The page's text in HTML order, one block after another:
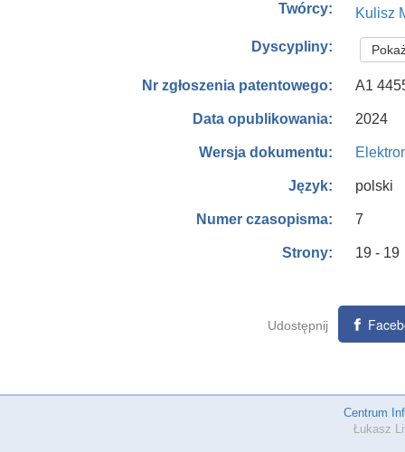
Twórcy: Kulisz
Dyscypliny:
Nr zgłoszenia patentowego: A1
Data opublikowania: 2024
Wersja dokumentu:
Język: polski
Numer czasopisma: 7
Strony: 19 - 19
Udostępnij
Centrum
Łukasz